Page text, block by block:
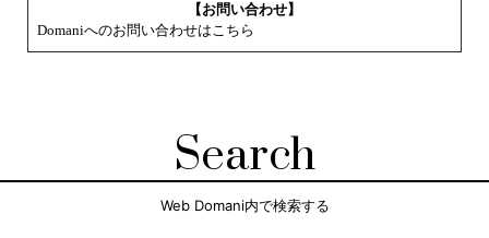
【お問い合わせ】
Domaniへのお問い合わせはこちら
Search
Web Domani内で検索する